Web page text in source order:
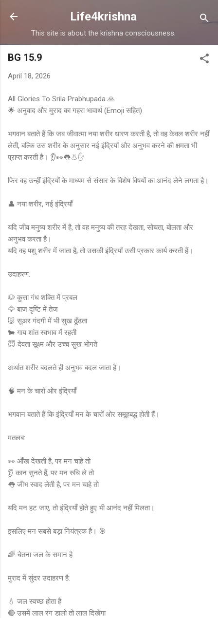
Skip to main content
Life4krishna
This site is about the krishna consciousness.
BG 15.9
April 18, 2026
All Glories To Srila Prabhupada 🙏
🌟 अनुवाद और मुराद का गहरा भावार्थ (Emoji सहित)
भगवान बताते हैं कि जब जीवात्मा नया शरीर धारण करती है, तो वह केवल शरीर नहीं
लेती, बल्कि उस शरीर के अनुसार नई इंद्रियाँ और अनुभव करने की क्षमता भी
प्राप्त करती है। 👂👀👅👃✋
फिर वह उन्हीं इंद्रियों के माध्यम से संसार के विशेष विषयों का आनंद लेने लगता है।
👤 नया शरीर, नई इंद्रियाँ
यदि जीव मनुष्य शरीर में है, तो वह मनुष्य की तरह देखता, सोचता, बोलता और
अनुभव करता है।
यदि वह पशु शरीर में जाता है, तो उसकी इंद्रियाँ उसी प्रकार कार्य करती हैं।
उदाहरण:
🐶 कुत्ता गंध शक्ति में प्रबल
🦅 बाज दृष्टि में तेज
🐷 सूअर गंदगी में भी सुख ढूँढता
🐄 गाय शांत स्वभाव में रहती
😇 देवता सूक्ष्म और उच्च सुख भोगते
अर्थात शरीर बदलते ही अनुभव बदल जाता है।
🧠 मन के चारों ओर इंद्रियाँ
भगवान बताते हैं कि इंद्रियाँ मन के चारों ओर समूहबद्ध होती हैं।
मतलब:
👀 आँख देखती है, पर मन चाहे तो
👂 कान सुनते हैं, पर मन रुचि ले तो
👅 जीभ स्वाद लेती है, पर मन चाहे तो
यदि मन हट जाए, तो इंद्रियाँ होते हुए भी आनंद नहीं मिलता।
इसलिए मन सबसे बड़ा नियंत्रक है। 🎯
🌈 चेतना जल के समान है
मुराद में सुंदर उदाहरण है:
💧 जल स्वच्छ होता है
🔴 उसमें लाल रंग डालो तो लाल दिखेगा